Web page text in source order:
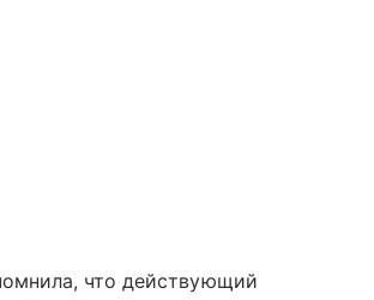
что действующий